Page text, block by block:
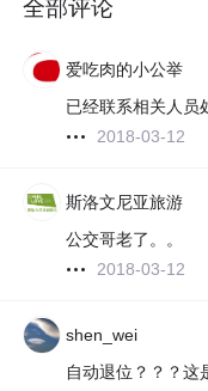
全部评论
爱吃肉的小公举
已经联系相关人员
2018-03-12
斯洛文尼亚旅游
公交哥老了。。
2018-03-12
shen_wei
自动退位？？？这